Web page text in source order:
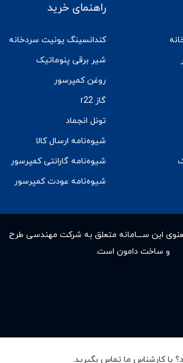
راهنمای خرید
کندانسینگ یونیت سردخانه
شیر برقی پنوماتیک
روغن کمپرسور
گاز r22
تونل انجماد
شیوه‌نامه ارسال کالا
شیوه‌نامه گارانتی کمپرسور
شیوه‌نامه عودت کمپرسور
این ســـامانه متعلق به شرکت مهندسی طرح
و ساخت دامون است.
با کارشناس ما تماس بگیرید.